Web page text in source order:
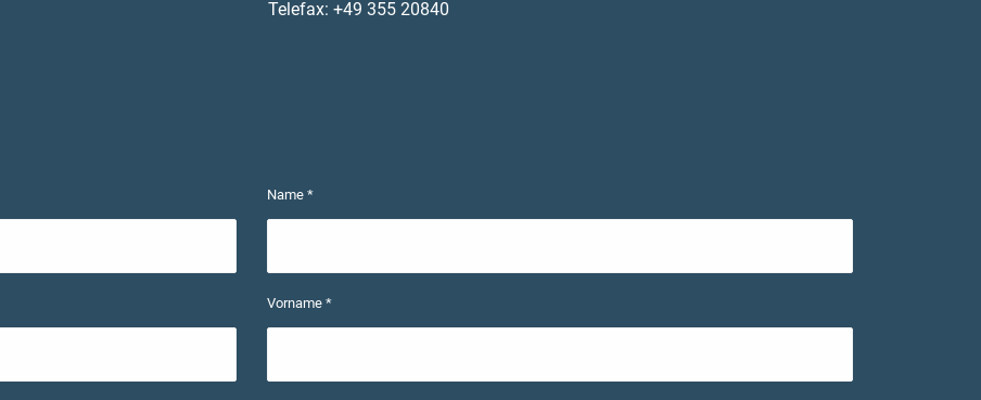
Telefax: +49 355 20840
Name *
Vorname *